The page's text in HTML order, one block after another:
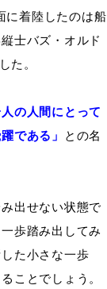
に着陸したのは船
士バズ・オルド
た。
人の人間にとって
である」
との名
出せない状態で
歩踏み出してみ
た小さな一歩
ことでしょう。